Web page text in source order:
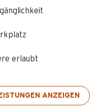
erlaubt
ANZEIGEN